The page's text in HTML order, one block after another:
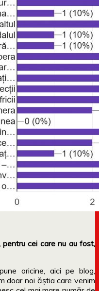
cei care nu au fost,
oricine, aici pe blog,
doar noi ăștia care venim